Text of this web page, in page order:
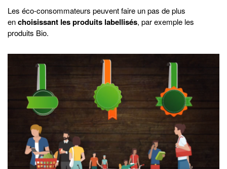
Les éco-consommateurs peuvent faire un pas de plus
enchoisissant les produits labellisés, par exemple les
produits Bio.